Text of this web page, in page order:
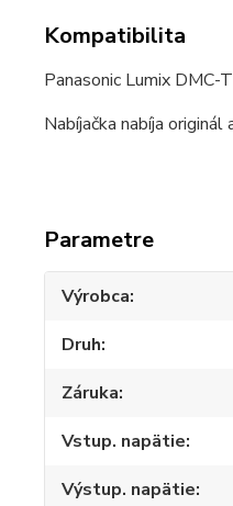
Kompatibilita
Panasonic Lumix DMC-
Nabíjačka nabíja
Parametre
Výrobca
Druh
Záruka
Vstup. napätie
Výstup. napätie